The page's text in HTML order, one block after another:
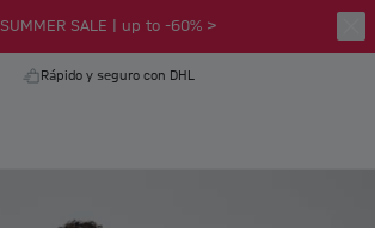
SUMMER SALE | up to -60% >
Rápido y seguro con DHL